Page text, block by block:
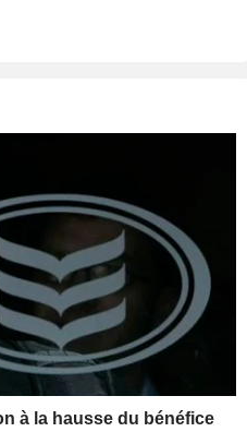
à la hausse du bénéfice